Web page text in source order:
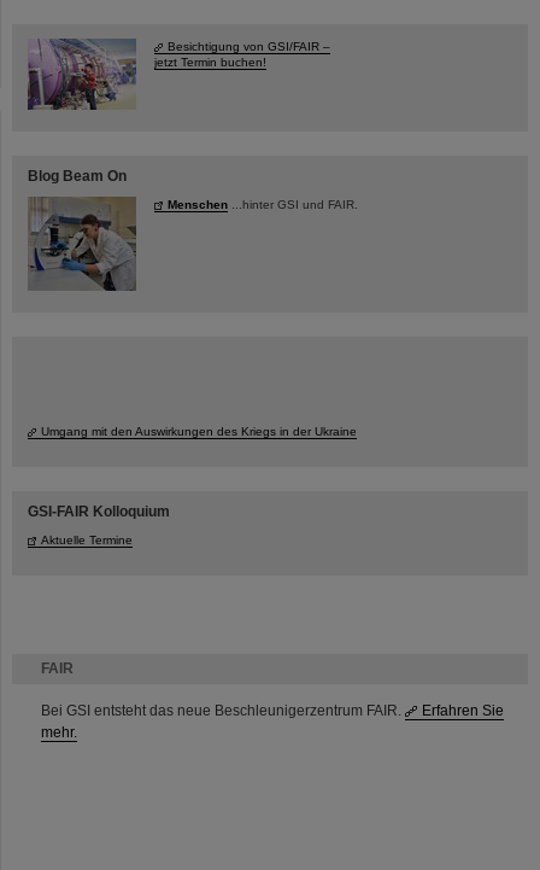
FAIR
Bei GSI entsteht das neue Beschleunigerzentrum FAIR.
Erfahren Sie
mehr.
Besichtigung von GSI/FAIR –
jetzt Termin buchen!
Blog Beam On
Menschen ...hinter GSI und FAIR.
Umgang mit den Auswirkungen des Kriegs in der Ukraine
GSI-FAIR Kolloquium
Aktuelle Termine